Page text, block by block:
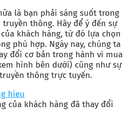
là bạn phải sáng suốt trong
thông. Hãy để ý đến sự
khách hàng, từ đó lựa chọn
phù hợp. Ngày nay, chúng ta
đổi cơ bản trong hành vi mua
hình bên dưới) cũng như sự
thông trực tuyến.
của khách hàng đã thay đổi